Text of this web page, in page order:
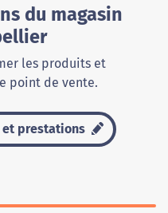
du magasin
les produits et
point de vente.
prestations